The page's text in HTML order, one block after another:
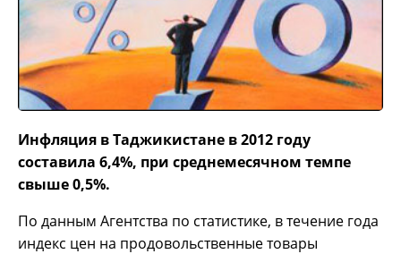
Инфляция в Таджикистане в 2012 году
составила 6,4%, при среднемесячном темпе
свыше 0,5%.
По данным Агентства по статистике, в течение года
индекс цен на продовольственные товары